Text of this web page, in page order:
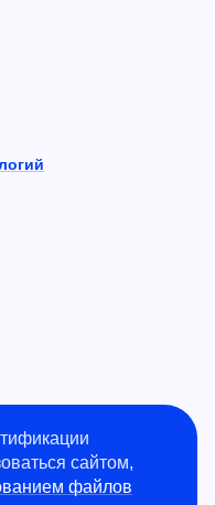
сайтом,
файлов